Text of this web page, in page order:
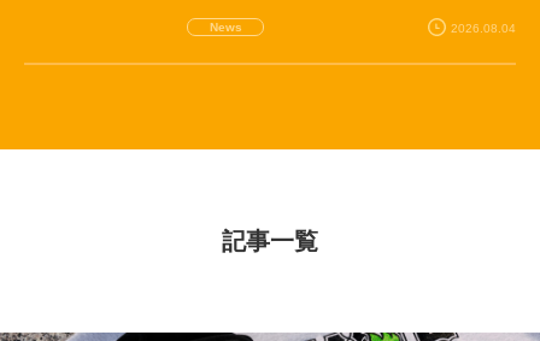
News 2026.08.04
記事一覧